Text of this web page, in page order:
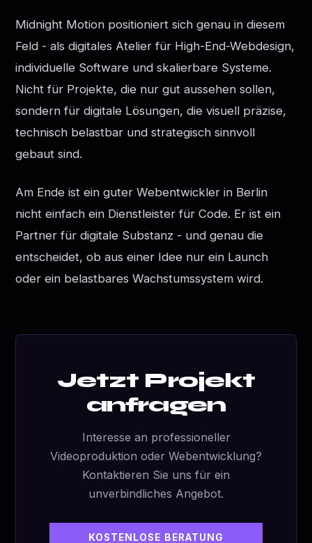
Midnight Motion positioniert sich genau in diesem
Feld - als digitales Atelier für High-End-Webdesign,
individuelle Software und skalierbare Systeme.
Nicht für Projekte, die nur gut aussehen sollen,
sondern für digitale Lösungen, die visuell präzise,
technisch belastbar und strategisch sinnvoll
gebaut sind.
Am Ende ist ein guter Webentwickler in Berlin
nicht einfach ein Dienstleister für Code. Er ist ein
Partner für digitale Substanz - und genau die
entscheidet, ob aus einer Idee nur ein Launch
oder ein belastbares Wachstumssystem wird.
Jetzt Projekt
anfragen
Interesse an professioneller
Videoproduktion oder Webentwicklung?
Kontaktieren Sie uns für ein
unverbindliches Angebot.
KOSTENLOSE BERATUNG